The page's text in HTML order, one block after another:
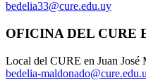
bedelia33@cure.edu.uy
OFICINA DEL CURE
Local del CURE en Juan
bedelia-